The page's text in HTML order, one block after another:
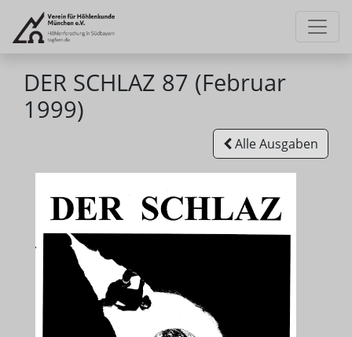
DER SCHLAZ 87 (Februar
1999)
Alle Ausgaben